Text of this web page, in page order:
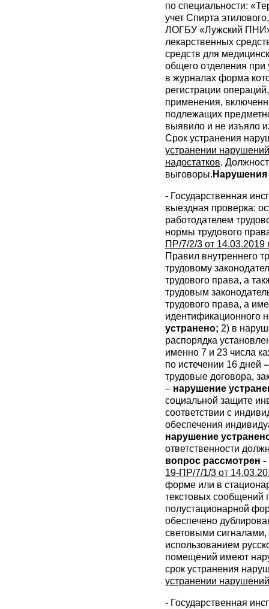
по специальности:
учет Спирта
ЛОГБУ «Лужский ПНИ»
лекарственных
средств для
общего отделения при
в журналах форма
регистрации
применения,
подлежащих
выявило и не изъяло
Срок устранения
устранении
надостатков.
выговоры.
- Государственная
выездная проверка:
работодателем
нормы трудового
ПР/7/2/3 от 14.03.2019
Правил внутреннего
трудовому
трудового права, а
трудовым
трудового права, а
идентификационного
устранено; 2) в
распорядка
именно 7 и 23 числа
по истечении 16 дней
трудовые договора,
– нарушение
социальной защите
соответствии с
обеспечения
нарушение
ответственности
вопрос
19-ПР/7/1/3 от
форме или в
текстовых сообщений
полустационарной
обеспечено
световыми
использованием
помещений имеют
срок устранения
устранении
- Государственная